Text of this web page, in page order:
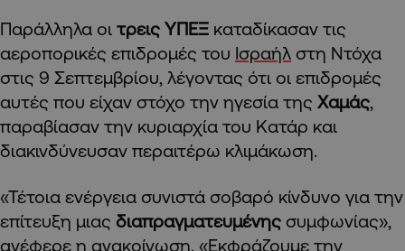
Παράλληλα οι τρεις ΥΠΕΞ καταδίκασαν τις
αεροπορικές επιδρομές του Ισραήλ στη Ντόχα
στις 9 Σεπτεμβρίου, λέγοντας ότι οι επιδρομές
αυτές που είχαν στόχο την ηγεσία της Χαμάς,
παραβίασαν την κυριαρχία του Κατάρ και
διακινδύνευσαν περαιτέρω κλιμάκωση.
«Τέτοια ενέργεια συνιστά σοβαρό κίνδυνο για την
επίτευξη μιας διαπραγματευμένης συμφωνίας»,
ανέφερε η ανακοίνωση. «Εκφράζουμε την